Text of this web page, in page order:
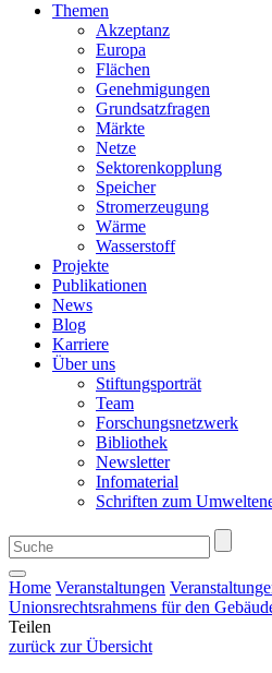
Themen
Akzeptanz
Europa
Flächen
Genehmigungen
Grundsatzfragen
Märkte
Netze
Sektorenkopplung
Speicher
Stromerzeugung
Wärme
Wasserstoff
Projekte
Publikationen
News
Blog
Karriere
Über uns
Stiftungsporträt
Team
Forschungsnetzwerk
Bibliothek
Newsletter
Infomaterial
Schriften zum
Home Veranstaltungen
Unionsrechtsrahmens für den
Teilen
zurück zur Übersicht